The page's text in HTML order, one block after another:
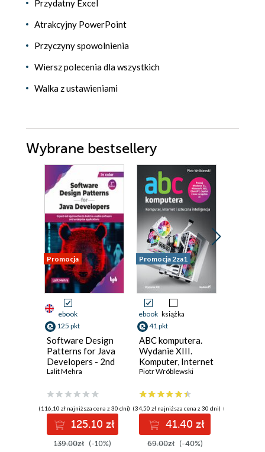
Przydatny Excel
Atrakcyjny PowerPoint
Przyczyny spowolnienia
Wiersz polecenia dla wszystkich
Walka z ustawieniami
Wybrane bestsellery
Promocja
ebook
125 pkt
Software Design
Patterns for Java
Developers - 2nd
Edition
Lalit Mehra
(116,10 zł najniższa cena z 30 dni)
125.10 zł
139.00zł (-10%)
Promocja 2za1
ebook książka
41 pkt
ABC komputera.
Wydanie XIII.
Komputer, Internet
i sztuczna
Piotr Wróblewski
(34,50 zł najniższa cena z 30 dni)
41.40 zł
69.00zł (-40%)
(116,10 zł